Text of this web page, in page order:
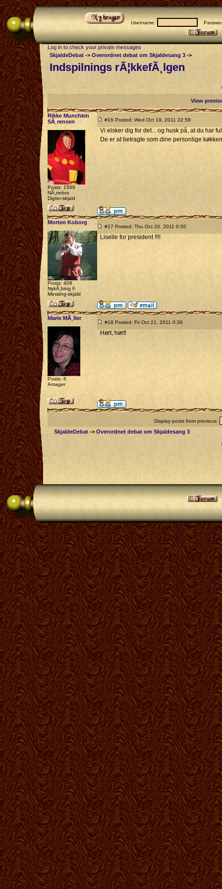
Username:
Log in to check your private messages
SkjaldeDebat -> Overordnet debat om Skjaldesang 3 ->
Indspilnings rÃ¦kkefÃ¸lgen
View
Rikke Munchkin
SÃ¸rensen
Posts: 1566
NÃ¸rrebro
Digter-skjald
#16 Posted: Wed Oct 19, 2011 22:58
Vi elsker dig for det... og husk på, at du har
De er at betragte som dine personlige
Morten Koborg
Posts: 408
NykÃ¸bing F.
Messing-skjald
#17 Posted: Thu Oct 20, 2011 0:50
Liselle for president !!!!
Marie MÃ¸ller
Posts: 6
Amager
#18 Posted: Fri Oct 21, 2011 0:36
Hørt, hørt!
Display posts from previous:
SkjaldeDebat -> Overordnet debat om Skjaldesang 3